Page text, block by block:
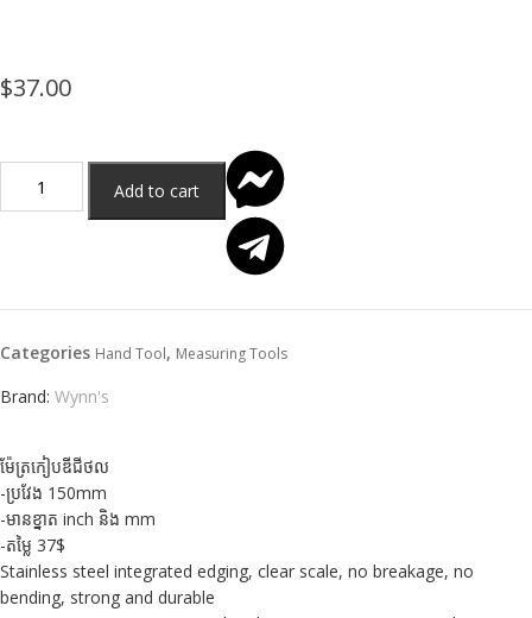
$37.00
Add to cart
Categories Hand Tool, Measuring Tools
Brand: Wynn's
ម៉ែត្រកៀបឌីជីថល
-ប្រវែង 150mm
-មានខ្នាត inch និង mm
-តម្លៃ 37$
Stainless steel integrated edging, clear scale, no breakage, no
bending, strong and durable